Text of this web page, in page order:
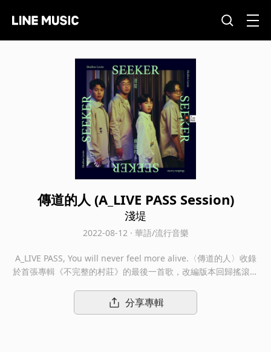
傳道的人 (A_LIVE PASS Session)
淺堤
2022-08-12 · 華語/流行音樂
A_LIVE PASS, You will never feel more alive.〈傳道的人〉收錄
於首張專輯《不完整的村莊》的最後一首歌，改編版本回歸搖滾本
氣勢滂礡的作品，也是《婚禮之途》發片巡迴上令所有觀眾瞠目結
舌的重要時刻。原曲創作靈感來自《流浪者之歌》，是作為一個人
分享專輯